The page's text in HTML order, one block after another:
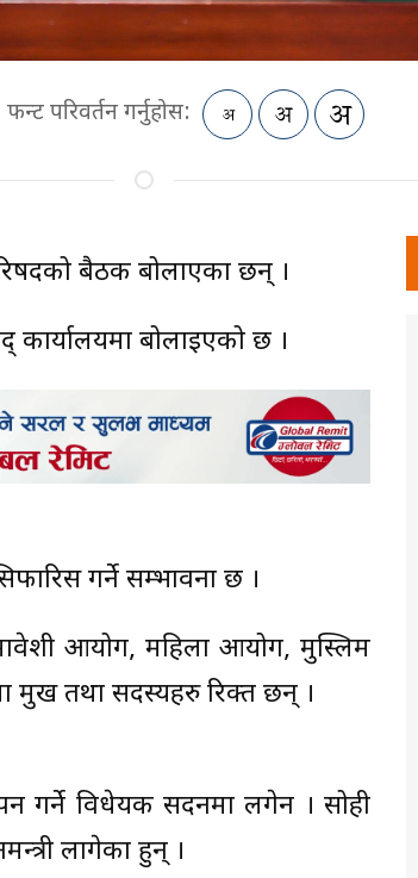
फन्ट परिवर्तन गर्नुहोस:
बैठक बोलाएका छन् ।
कार्यालयमा बोलाइएको छ ।
गर्ने सम्भावना छ ।
आयोग, महिला आयोग, मुस्लिम
प्रमुख तथा सदस्यहरु रिक्त छन् ।
गर्ने विधेयक सदनमा लगेन । सोही
लागेका हुन् ।